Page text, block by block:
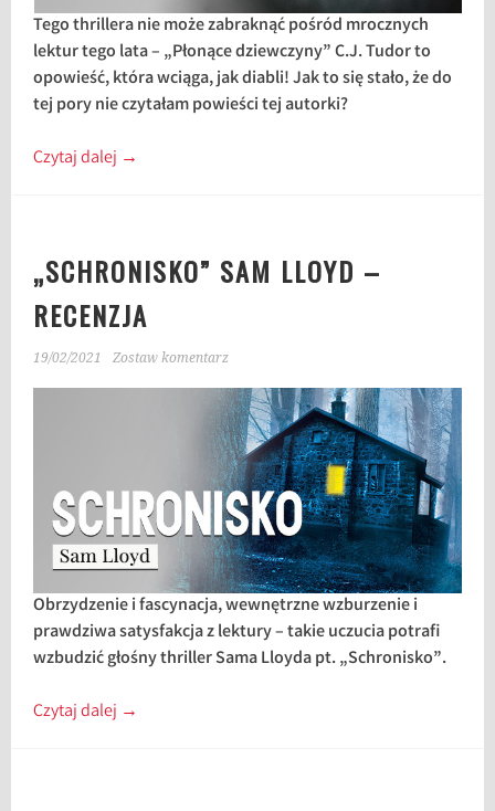
Tego thrillera nie może zabraknąć pośród mrocznych
lektur tego lata – „Płonące dziewczyny” C.J. Tudor to
opowieść, która wciąga, jak diabli! Jak to się stało, że do
tej pory nie czytałam powieści tej autorki?
Czytaj dalej →
„SCHRONISKO” SAM LLOYD –
RECENZJA
19/02/2021 Zostaw komentarz
Obrzydzenie i fascynacja, wewnętrzne wzburzenie i
prawdziwa satysfakcja z lektury – takie uczucia potrafi
wzbudzić głośny thriller Sama Lloyda pt. „Schronisko”.
Czytaj dalej →